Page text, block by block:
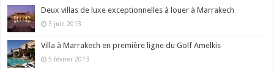
Deux villas de luxe exceptionnelles à louer à Marrakech
3 juin 2013
Villa à Marrakech en première ligne du Golf Amelkis
5 février 2013